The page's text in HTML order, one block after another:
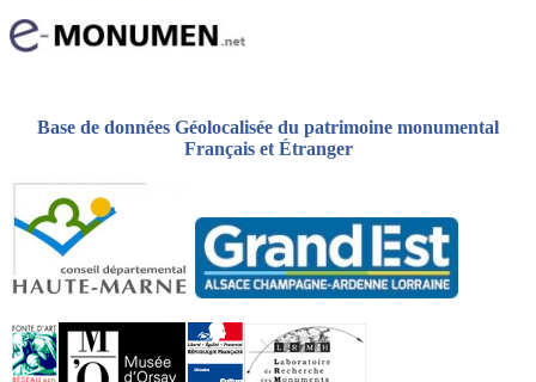
Base de données Géolocalisée du patrimoine monumental
Français et Étranger